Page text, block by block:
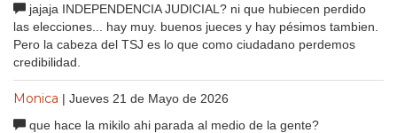
jajaja INDEPENDENCIA JUDICIAL? ni que hubiecen perdido
las elecciones... hay muy. buenos jueces y hay pésimos tambien.
Pero la cabeza del TSJ es lo que como ciudadano perdemos
credibilidad.
Monica | Jueves 21 de Mayo de 2026
que hace la mikilo ahi parada al medio de la gente?